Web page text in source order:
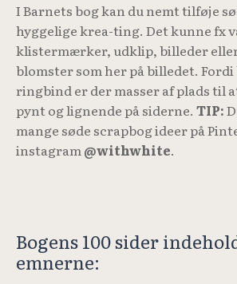
I Barnets bog kan du nemt tilføje
hyggelige krea-ting. Det kunne fx
klistermærker, udklip, billeder
blomster som her på billedet.
ringbind er der masser af plads til
pynt og lignende på siderne. TIP:
mange søde scrapbog ideer på
instagram@withwhite.
Bogens 100 sider
emnerne: